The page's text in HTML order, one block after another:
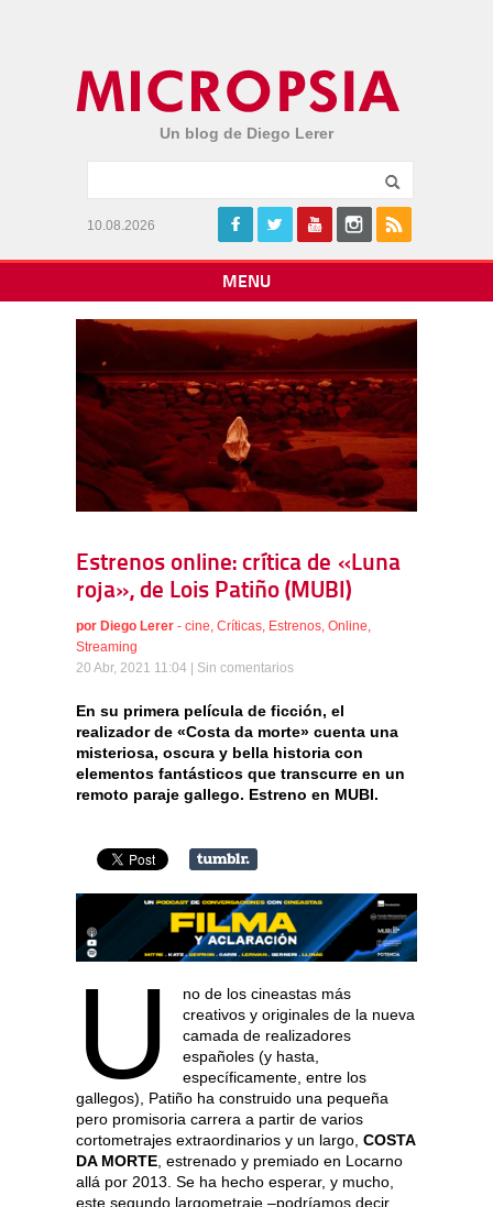
Un blog de Diego Lerer
10.08.2026
MENU
Estrenos online: crítica de «Luna
roja», de Lois Patiño (MUBI)
por Diego Lerer - cine Críticas Estrenos Online
Streaming
20 Abr, 2021 11:04 | Sin comentarios
En su primera película de ficción, el
realizador de «Costa da morte» cuenta una
misteriosa, oscura y bella historia con
elementos fantásticos que transcurre en un
remoto paraje gallego. Estreno en MUBI.
U
no de los cineastas más
creativos y originales de la nueva
camada de realizadores
españoles (y hasta,
específicamente, entre los
gallegos), Patiño ha construido una pequeña
pero promisoria carrera a partir de varios
cortometrajes extraordinarios y un largo, COSTA
DA MORTE , estrenado y premiado en Locarno
allá por 2013. Se ha hecho esperar, y mucho,
este segundo largometraje –podríamos decir